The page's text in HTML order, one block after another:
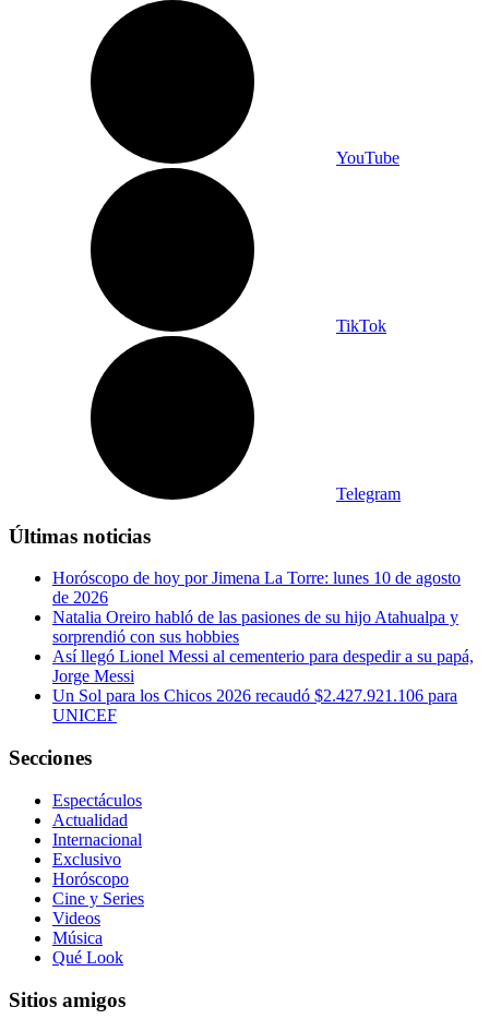
YouTube
TikTok
Telegram
Últimas noticias
Horóscopo de hoy por Jimena La Torre: lunes 10 de agosto
de 2026
Natalia Oreiro habló de las pasiones de su hijo Atahualpa y
sorprendió con sus hobbies
Así llegó Lionel Messi al cementerio para despedir a su papá,
Jorge Messi
Un Sol para los Chicos 2026 recaudó $2.427.921.106 para
UNICEF
Secciones
Espectáculos
Actualidad
Internacional
Exclusivo
Horóscopo
Cine y Series
Videos
Música
Qué Look
Sitios amigos